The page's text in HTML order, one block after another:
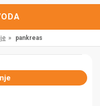
» pankreas